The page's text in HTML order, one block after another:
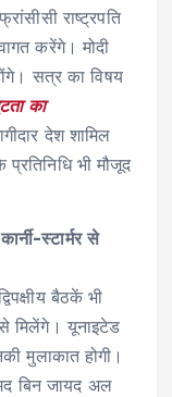
राष्ट्रपति
करेंगे। मोदी
सत्र का विषय
का
देश शामिल
भी मौजूद
स्टार्मर से
बैठकें भी
मिलेंगे। यूनाइटेड
मुलाकात होगी।
बिन जायद अल